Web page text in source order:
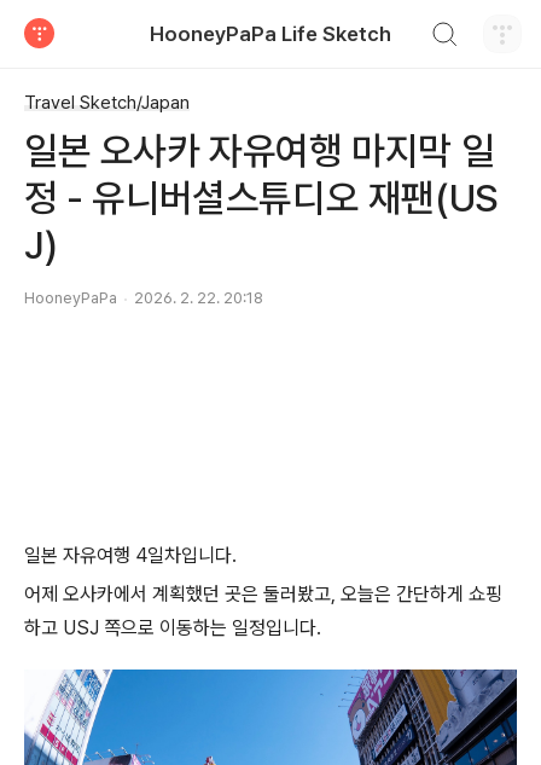
HooneyPaPa Life Sketch
Travel Sketch/Japan
일본 오사카 자유여행 마지막 일
정 - 유니버셜스튜디오 재팬(US
J)
HooneyPaPa 2026. 2. 22. 20:18
일본 자유여행 4일차입니다.
어제 오사카에서 계획했던 곳은 둘러봤고, 오늘은 간단하게 쇼핑
하고 USJ 쪽으로 이동하는 일정입니다.